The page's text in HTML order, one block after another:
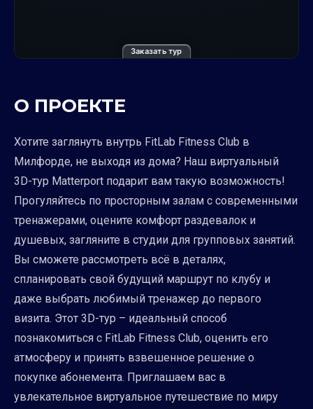
Заказать тур
О ПРОЕКТЕ
Хотите заглянуть внутрь FitLab Fitness Club в
Милфорде, не выходя из дома? Наш виртуальный
3D-тур Matterport подарит вам такую возможность!
Прогуляйтесь по просторным залам с современными
тренажерами, оцените комфорт раздевалок и
душевых, загляните в студии для групповых занятий.
Вы сможете рассмотреть всё в деталях,
спланировать свой будущий маршрут по клубу и
даже выбрать любимый тренажер до первого
визита. Этот 3D-тур – идеальный способ
познакомиться с FitLab Fitness Club, оценить его
атмосферу и принять взвешенное решение о
покупке абонемента. Приглашаем вас в
увлекательное виртуальное путешествие по миру